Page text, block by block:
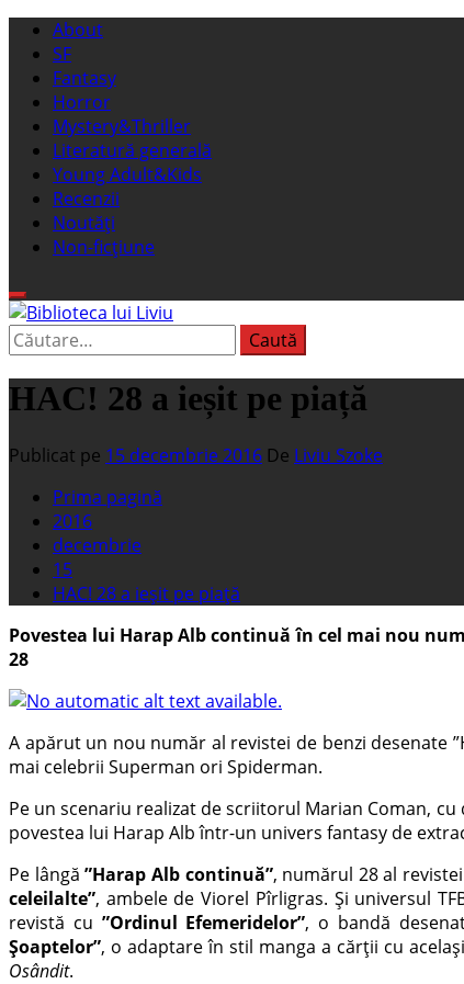
Sari
conținut
Meniu
principal
About
SF
Fantasy
Horror
Mystery&Thriller
Literatură generală
Young Adult&Kids
Recenzii
Noutăți
Non-ficțiune
Biblioteca lui Liviu
Fostul blog FanSF
Caută
după:
HAC! 28 a ieșit pe piață
Publicat pe 15 decembrie 2016 De Liviu Szoke
Prima pagină
2016
decembrie
15
HAC! 28 a ieșit pe piață
Povestea lui Harap Alb continuă în cel mai nou
28
A apărut un nou număr al revistei de benzi desenate
mai celebrii Superman ori Spiderman.
Pe un scenariu realizat de scriitorul Marian Coman,
povestea lui Harap Alb într-un univers fantasy de
Pe lângă”Harap Alb continuă”, numărul 28 al
celeilalte”, ambele de Viorel Pîrligras. Și universul
revistă cu ”Ordinul Efemeridelor”, o bandă
Șoaptelor”, o adaptare în stil manga a cărții cu
Osândit.